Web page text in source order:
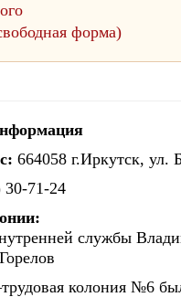
форма)
664058 г.Иркутск, ул.
30-71-24
службы
колония №6